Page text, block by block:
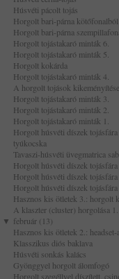
Húsvéti pácolt tojás
Horgolt bari-párna kötőfonalból
Horgolt bari-párna
Horgolt tojástakaró minták 6.
Horgolt tojástakaró minták 5.
Horgolt kokárda
Horgolt tojástakaró minták 4.
A horgolt tojások kikeményítése
Horgolt tojástakaró minták 3.
Horgolt tojástakaró minták 2.
Horgolt tojástakaró minták 1.
Horgolt húsvéti díszek
tyúkocska
Tavaszi-húsvéti üvegmatrica
Horgolt húsvéti díszek
Horgolt húsvéti díszek
Horgolt húsvéti díszek
Hasznos kis ötletek 3.: horgolt
A klaszter (cluster) horgolása 1.
▼ február (13)
Hasznos kis ötletek 2.: headset-
Klasszikus diós baklava
Húsvéti sonkás kalács
Gyönggyel horgolt álomfogó
Horgolt szegéllyel díszített,